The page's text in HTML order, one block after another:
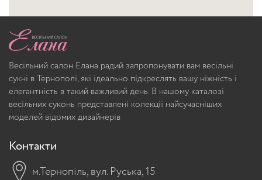
Весільний салон Елана радий запропонувати вам весільні
сукні в Тернополі, які ідеально підкреслять вашу ніжність і
елегантність в такий важливий день. В нашому каталозі
весільних суконь представлені колекції найсучасніших
моделей відомих дизайнерів
Контакти
м.Тернопіль, вул. Руська, 15